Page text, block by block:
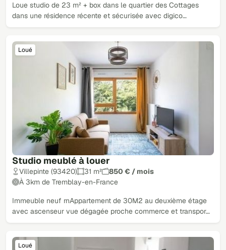
Loue studio de 23 m² + box dans le quartier des Cottages
dans une résidence récente et sécurisée avec digico…
Studio meublé à louer
Loué
Villepinte (93420) 31 m²
850 € / mois
À 3km de Tremblay-en-France
Immeuble neuf rnAppartement de 30M2 au deuxième étage
avec ascenseur vue dégagée proche commerce et transpor…
Loué